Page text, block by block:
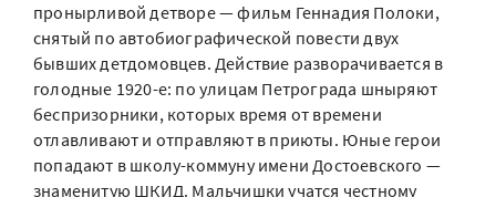
пронырливой детворе — фильм Геннадия Полоки,
снятый по автобиографической повести двух
бывших детдомовцев. Действие разворачивается в
голодные 1920-е: по улицам Петрограда шныряют
беспризорники, которых время от времени
отлавливают и отправляют в приюты. Юные герои
попадают в школу-коммуну имени Достоевского —
знаменитую ШКИД. Мальчишки учатся честному